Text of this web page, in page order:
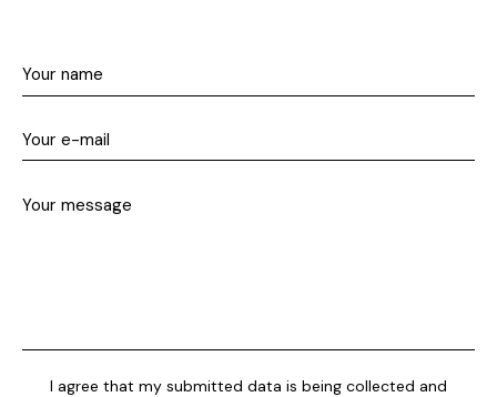
I agree that my submitted data is being collected and